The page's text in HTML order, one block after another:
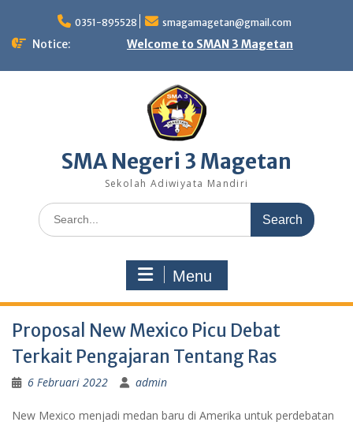
content
0351-895528 smagamagetan@gmail.com
Notice: Welcome to SMAN 3 Magetan
SMA Negeri 3 Magetan
Sekolah Adiwiyata Mandiri
Search
for:
Menu
Proposal New Mexico Picu Debat
Terkait Pengajaran Tentang Ras
6 Februari 2022 admin
New Mexico menjadi medan baru di Amerika untuk perdebatan